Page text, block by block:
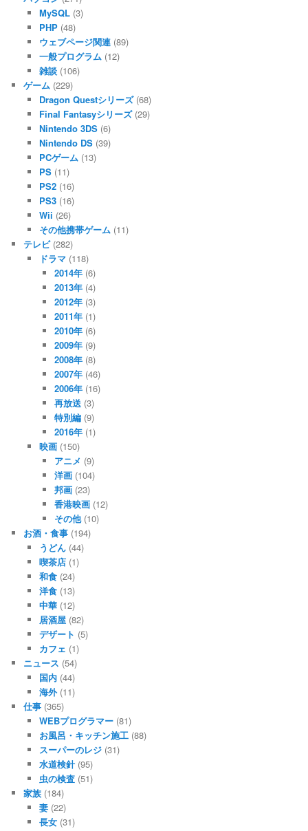
MySQL(3)
PHP(48)
ウェブページ関連(89)
一般プログラム (12)
雑談(106)
ゲーム (229)
Dragon Questシリーズ(68)
Final Fantasyシリーズ(29)
Nintendo 3DS(6)
Nintendo DS(39)
PCゲーム (13)
PS(11)
PS2(16)
PS3(16)
Wii (26)
その他携帯ゲーム (11)
テレビ(282)
ドラマ(118)
2014年 (6)
2013年 (4)
2012年 (3)
2011年 (1)
2010年 (6)
2009年 (9)
2008年 (8)
2007年 (46)
2006年 (16)
再放送 (3)
特別編 (9)
2016年 (1)
映画(150)
アニメ (9)
洋画 (104)
邦画 (23)
香港映画 (12)
その他(10)
お酒・食事 (194)
うどん(44)
喫茶店(1)
和食(24)
洋食(13)
中華(12)
居酒屋(82)
デザート (5)
カフェ (1)
ニュース (54)
国内(44)
海外(11)
仕事 (365)
WEBプログラマー(81)
お風呂・キッチン施工(88)
スーパーのレジ(31)
水道検針(95)
虫の検査(51)
家族 (184)
妻(22)
長女(31)